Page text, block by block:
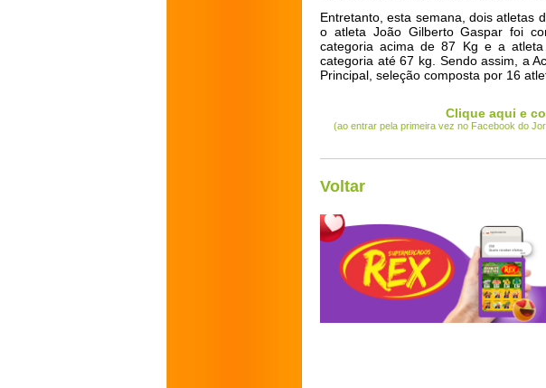
Entretanto, esta semana, dois atletas
o atleta João Gilberto Gaspar foi
categoria acima de 87 Kg e a
categoria até 67 kg. Sendo assim, a
Principal, seleção composta por 16
Clique aqui e
(ao entrar pela primeira vez no Facebook do
Voltar